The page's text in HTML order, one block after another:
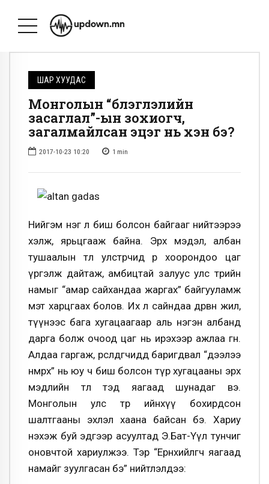
ШАР ХУУДАС
Монголын “бүлэглэлийн
засаглал”-ын зохиогч,
загалмайлсан эцэг нь хэн бэ?
2017-10-23 10:20 1 min
Нийгэм нэг л биш болсон байгааг нийтээрээ
хэлж, ярьцгааж байна. Эрх мэдэл, албан
тушаалын төлөө улстөрчид өөр хоорондоо цаг
үргэлж дайтаж, амбицтай залуус улс төрийн
намыг “амар сайхандаа жаргах” байгууламж
мэт харцгаах болов. Их л сайндаа дөрвөн жил,
түүнээс бага хугацаагаар аль нэгэн албанд
дарга болж очоод цаг нь ирэхээр ажлаа өгнө.
Алдаа гаргаж, өрсөлдөгчиддөө баригдвал “дээлээ
нөмрөх” нь юу ч биш болсон түр хугацааны эрх
мэдлийн төлөө тэд яагаад шунадаг вэ.
Монголын улс төр ийнхүү бохирдсон
шалтгааны эхлэл хаана байсан бэ. Хариу
нэхэж буй эдгээр асуултад Э.Бат-Үүл тунчиг
оновчтой хариулжээ. Тэр “Ерөнхийлөгч яагаад
намайг зуулгасан бэ” нийтлэлдээ: